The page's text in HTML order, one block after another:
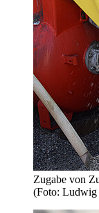
Zugabe von
(Foto: